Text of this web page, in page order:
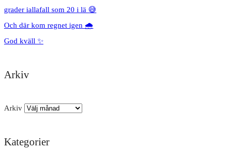
grader iallafall som 20 i lä 😅
Och där kom regnet igen 🌧️
God kväll ✨
Arkiv
Arkiv
Kategorier